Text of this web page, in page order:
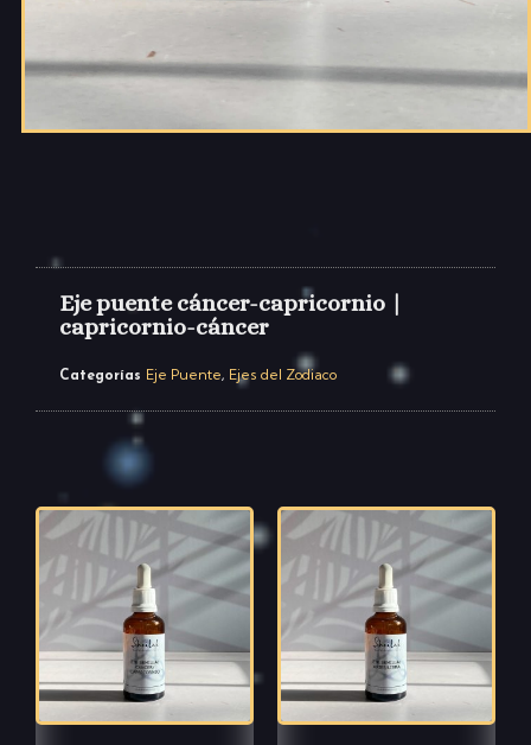
Eje puente cáncer-capricornio |
capricornio-cáncer
Categorías Eje Puente, Ejes del Zodiaco